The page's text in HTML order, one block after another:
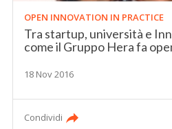
OPEN INNOVATION IN PRACTICE
Tra startup, università e
come il Gruppo Hera fa
18 Nov 2016
Condividi